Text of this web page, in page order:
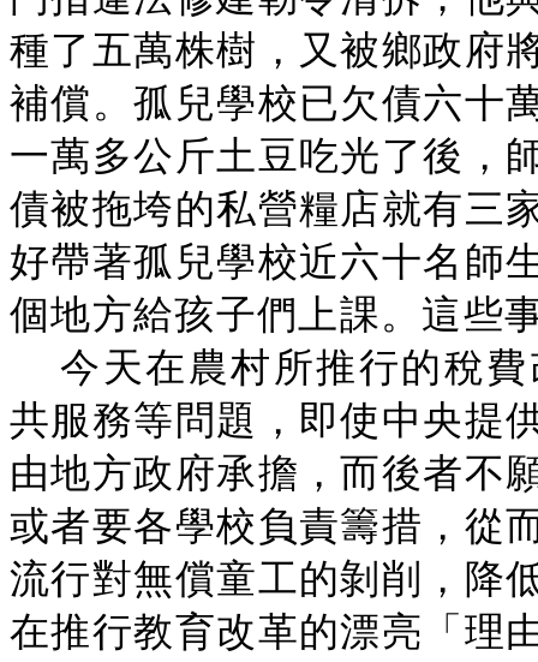
種了五萬株樹，又被鄉政府
補償。孤兒學校已欠債六十
一萬多公斤土豆吃光了後，
債被拖垮的私營糧店就有三
好帶著孤兒學校近六十名師
個地方給孩子們上課。這些
今天在農村所推行的稅
共服務等問題，即使中央提
由地方政府承擔，而後者不
或者要各學校負責籌措，從
流行對無償童工的剝削，降
在推行教育改革的漂亮「理